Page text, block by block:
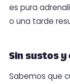
es pura
o una tarde
Sin sustos
Sabemos que